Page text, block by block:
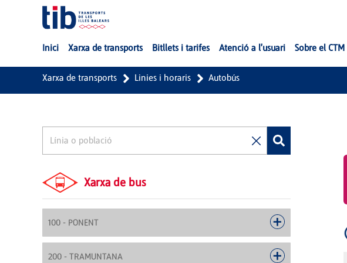
Salta al contingut principal
Inici Xarxa de transports Bitllets i tarifes Atenció a l'usuari Sobre el CTM
Xarxa de transports Linies i horaris Autobús
Xarxa de bus
100 - PONENT
200 - TRAMUNTANA